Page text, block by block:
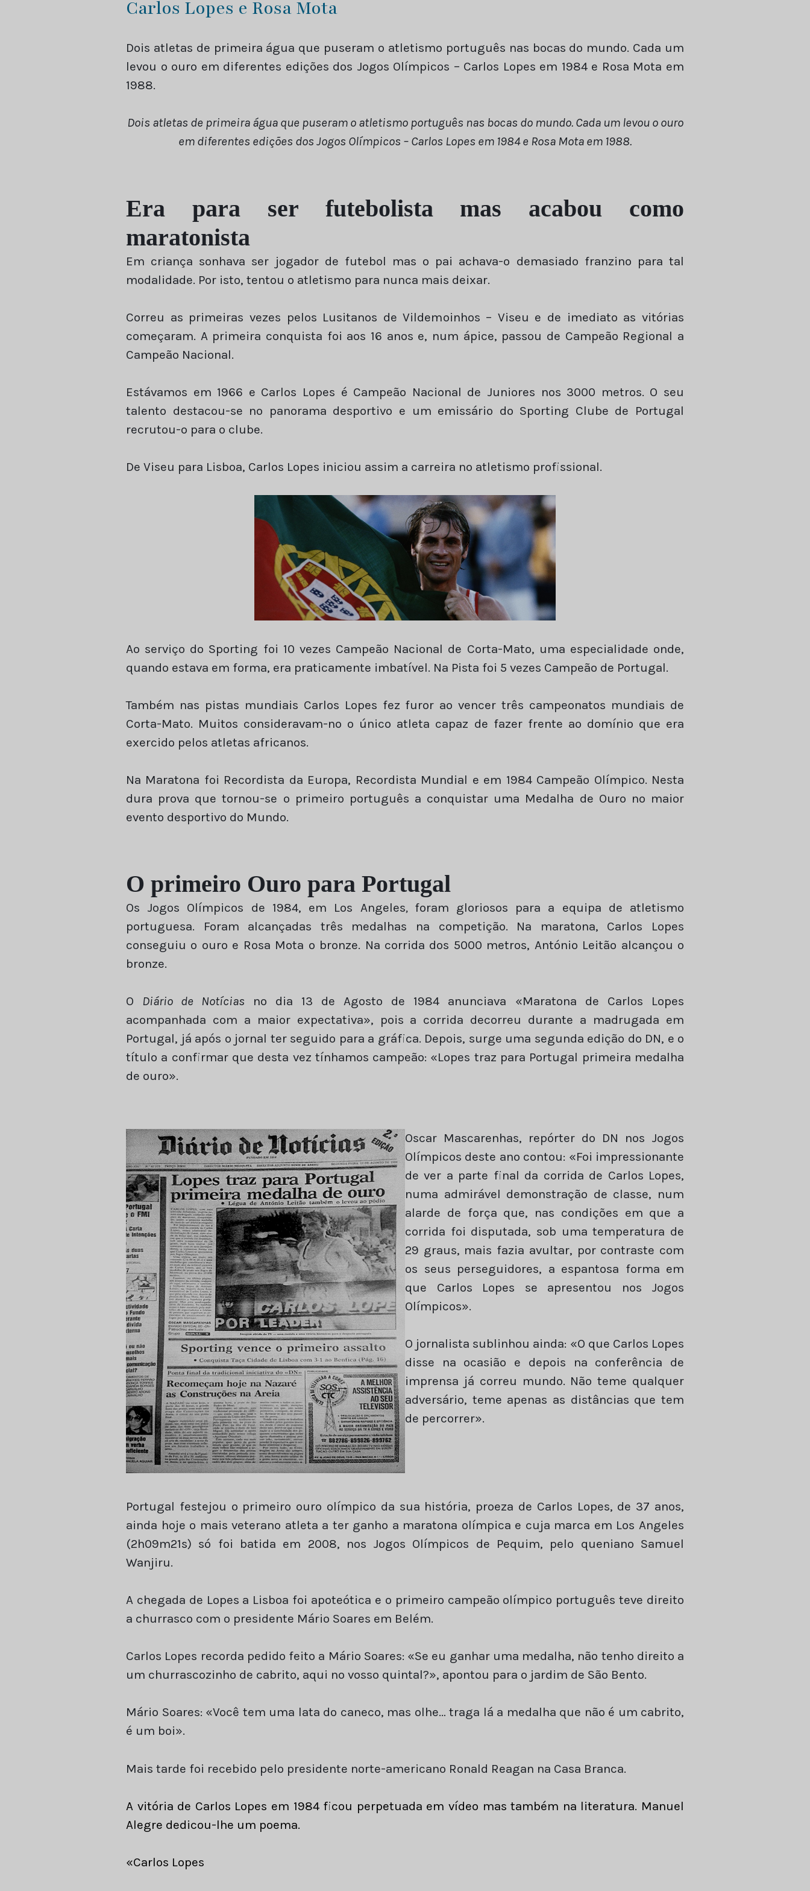
Carlos Lopes e Rosa Mota
Dois atletas de primeira água que puseram o atletismo português nas bocas do mundo. Cada um
levou o ouro em diferentes edições dos Jogos Olímpicos – Carlos Lopes em 1984 e Rosa Mota em
1988.
Dois atletas de primeira água que puseram o atletismo português nas bocas do mundo. Cada um levou o ouro
em diferentes edições dos Jogos Olímpicos – Carlos Lopes em 1984 e Rosa Mota em 1988.
Era para ser futebolista mas acabou como
maratonista
Em criança sonhava ser jogador de futebol mas o pai achava-o demasiado franzino para tal
modalidade. Por isto, tentou o atletismo para nunca mais deixar.
Correu as primeiras vezes pelos Lusitanos de Vildemoinhos – Viseu e de imediato as vitórias
começaram. A primeira conquista foi aos 16 anos e, num ápice, passou de Campeão Regional a
Campeão Nacional.
Estávamos em 1966 e Carlos Lopes é Campeão Nacional de Juniores nos 3000 metros. O seu
talento destacou-se no panorama desportivo e um emissário do Sporting Clube de Portugal
recrutou-o para o clube.
De Viseu para Lisboa, Carlos Lopes iniciou assim a carreira no atletismo profissional.
Ao serviço do Sporting foi 10 vezes Campeão Nacional de Corta-Mato, uma especialidade onde,
quando estava em forma, era praticamente imbatível. Na Pista foi 5 vezes Campeão de Portugal.
Também nas pistas mundiais Carlos Lopes fez furor ao vencer três campeonatos mundiais de
Corta-Mato. Muitos consideravam-no o único atleta capaz de fazer frente ao domínio que era
exercido pelos atletas africanos.
Na Maratona foi Recordista da Europa, Recordista Mundial e em 1984 Campeão Olímpico. Nesta
dura prova que tornou-se o primeiro português a conquistar uma Medalha de Ouro no maior
evento desportivo do Mundo.
O primeiro Ouro para Portugal
Os Jogos Olímpicos de 1984, em Los Angeles, foram gloriosos para a equipa de atletismo
portuguesa. Foram alcançadas três medalhas na competição. Na maratona, Carlos Lopes
conseguiu o ouro e Rosa Mota o bronze. Na corrida dos 5000 metros, António Leitão alcançou o
bronze.
O Diário de Notícias
no dia 13 de Agosto de 1984 anunciava «Maratona de Carlos Lopes
acompanhada com a maior expectativa», pois a corrida decorreu durante a madrugada em
Portugal, já após o jornal ter seguido para a gráfica. Depois, surge uma segunda edição do DN, e o
título a confirmar que desta vez tínhamos campeão: «Lopes traz para Portugal primeira medalha
de ouro».
Oscar Mascarenhas, repórter do DN nos Jogos
Olímpicos deste ano contou: «Foi impressionante
de ver a parte final da corrida de Carlos Lopes,
numa admirável demonstração de classe, num
alarde de força que, nas condições em que a
corrida foi disputada, sob uma temperatura de
29 graus, mais fazia avultar, por contraste com
os seus perseguidores, a espantosa forma em
que Carlos Lopes se apresentou nos Jogos
Olímpicos».
O jornalista sublinhou ainda: «O que Carlos Lopes
disse na ocasião e depois na conferência de
imprensa já correu mundo. Não teme qualquer
adversário, teme apenas as distâncias que tem
de percorrer».
Portugal festejou o primeiro ouro olímpico da sua história, proeza de Carlos Lopes, de 37 anos,
ainda hoje o mais veterano atleta a ter ganho a maratona olímpica e cuja marca em Los Angeles
(2h09m21s) só foi batida em 2008, nos Jogos Olímpicos de Pequim, pelo queniano Samuel
Wanjiru.
A chegada de Lopes a Lisboa foi apoteótica e o primeiro campeão olímpico português teve direito
a churrasco com o presidente Mário Soares em Belém.
Carlos Lopes recorda pedido feito a Mário Soares: «Se eu ganhar uma medalha, não tenho direito a
um churrascozinho de cabrito, aqui no vosso quintal?», apontou para o jardim de São Bento.
Mário Soares: «Você tem uma lata do caneco, mas olhe… traga lá a medalha que não é um cabrito,
é um boi».
Mais tarde foi recebido pelo presidente norte-americano Ronald Reagan na Casa Branca.
A vitória de Carlos Lopes em 1984 ficou perpetuada em vídeo mas também na literatura. Manuel
Alegre dedicou-lhe um poema.
«Carlos Lopes